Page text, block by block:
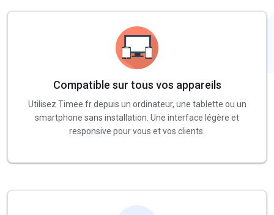
Compatible sur tous vos appareils
Utilisez Timee.fr depuis un ordinateur, une tablette ou un
smartphone sans installation. Une interface légère et
responsive pour vous et vos clients.